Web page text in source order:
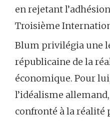
en rejetant
Troisième
Blum privilégia une
républicaine de la
économique. Pour
l’idéalisme
confronté à la réalité